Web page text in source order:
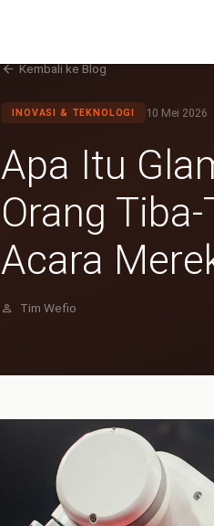
Kembali ke Blog
INOVASI & TEKNOLOGI 10 Mei 2026
Apa Itu
Orang
Acara
Tim Wefio